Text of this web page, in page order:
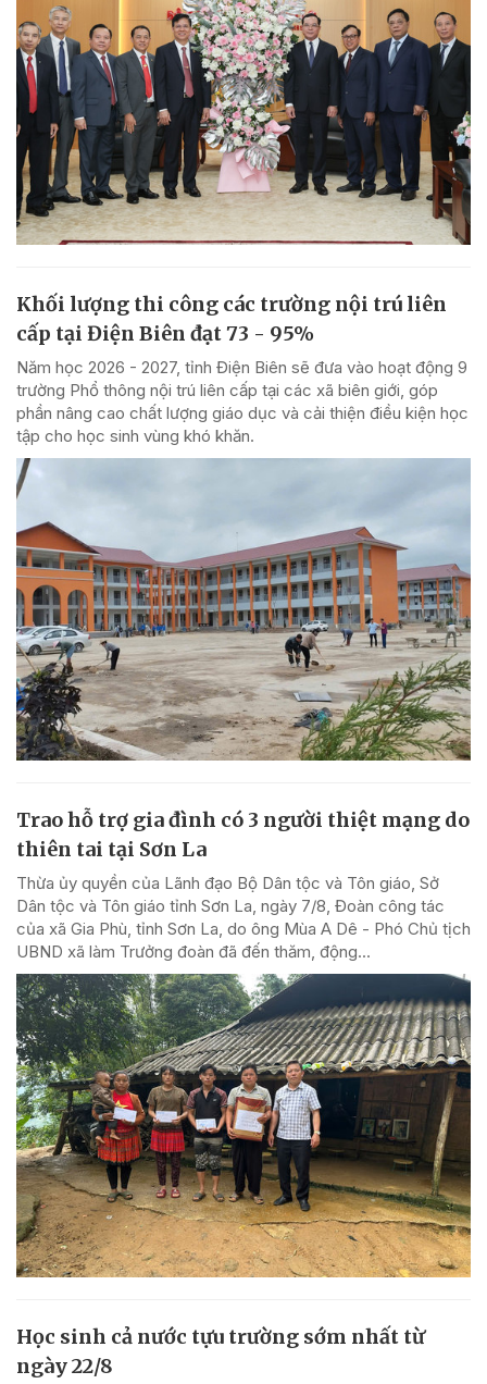
Khối lượng thi công các trường nội trú liên
cấp tại Điện Biên đạt 73 - 95%
Năm học 2026 - 2027, tỉnh Điện Biên sẽ đưa vào hoạt động 9
trường Phổ thông nội trú liên cấp tại các xã biên giới, góp
phần nâng cao chất lượng giáo dục và cải thiện điều kiện học
tập cho học sinh vùng khó khăn.
Trao hỗ trợ gia đình có 3 người thiệt mạng do
thiên tai tại Sơn La
Thừa ủy quyền của Lãnh đạo Bộ Dân tộc và Tôn giáo, Sở
Dân tộc và Tôn giáo tỉnh Sơn La, ngày 7/8, Đoàn công tác
của xã Gia Phù, tỉnh Sơn La, do ông Mùa A Dê - Phó Chủ tịch
UBND xã làm Trưởng đoàn đã đến thăm, động...
Học sinh cả nước tựu trường sớm nhất từ
ngày 22/8